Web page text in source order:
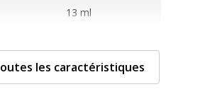
13 ml
Magenta
Jet d'encre
les caractéristiques